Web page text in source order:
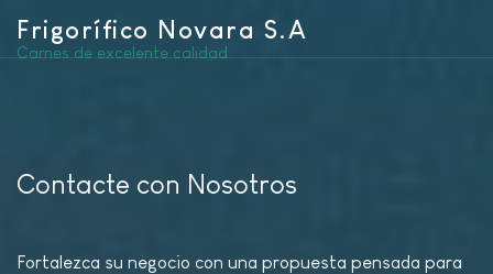
Frigorífico Novara S.A
Carnes de excelente calidad
Contacte con Nosotros
Fortalezca su negocio con una propuesta pensada para